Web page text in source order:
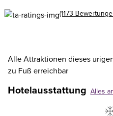
(1173
Alle Attraktionen dieses
zu Fuß erreichbar
Hotelausstattung Alles